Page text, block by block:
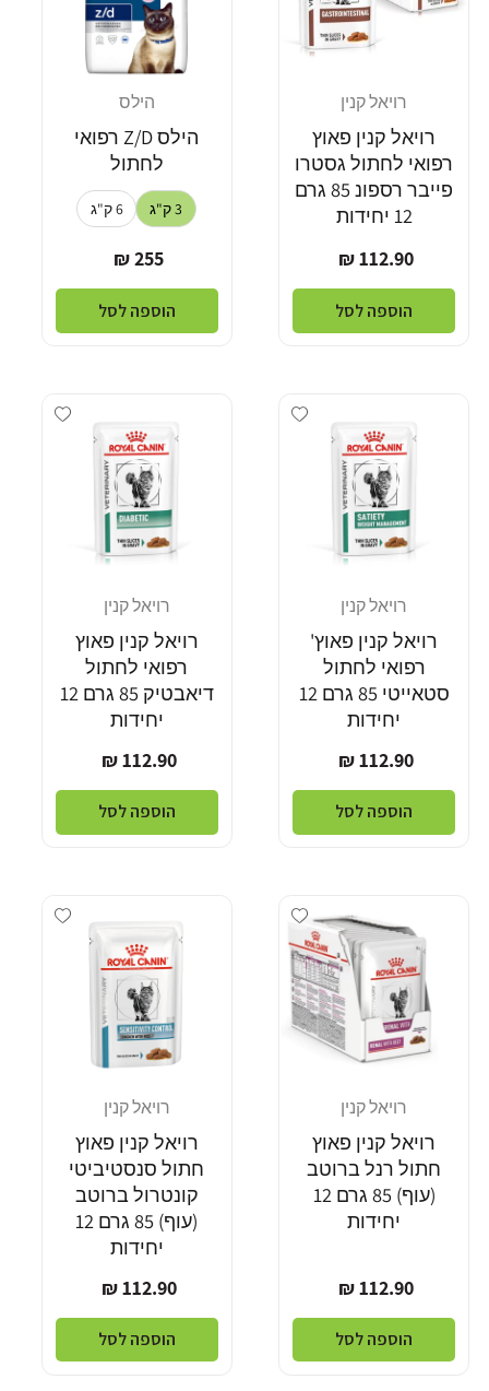
רויאל קנין
רויאל קנין פאוץ
רפואי לחתול גסטרו
פייבר רספונ 85 גרם
12 יחידות
מחיר
112.90 ₪
הוספה לסל
הילס
הילס Z/D רפואי
לחתול
3 ק"ג 6 ק"ג
מחיר
255 ₪
הוספה לסל
Add wishlist
רויאל קנין
רויאל קנין פאוץ'
רפואי לחתול
סטאייטי 85 גרם 12
יחידות
מחיר
רגיל
112.90 ₪
הוספה לסל
wishlist
רויאל קנין
רויאל קנין פאוץ
רפואי לחתול
דיאבטיק 85 גרם 12
יחידות
מחיר
רגיל
112.90 ₪
הוספה לסל
Add wishlist
רויאל קנין
רויאל קנין פאוץ
חתול רנל ברוטב
(עוף) 85 גרם 12
יחידות
מחיר
רגיל
112.90 ₪
הוספה לסל
wishlist
רויאל קנין
רויאל קנין פאוץ
חתול סנסטיביטי
קונטרול ברוטב
(עוף) 85 גרם 12
יחידות
מחיר
רגיל
112.90 ₪
הוספה לסל